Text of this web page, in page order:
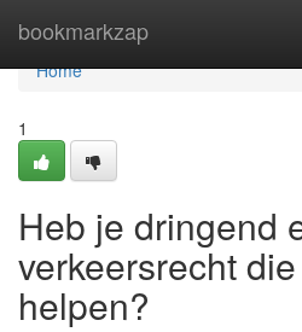
bookmarkzap
Home
Home
1
Heb je dringend
verkeersrecht
helpen?